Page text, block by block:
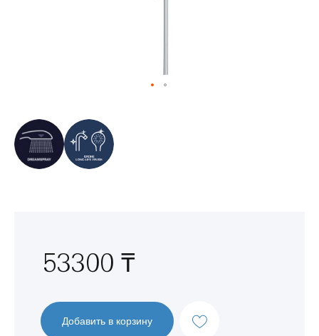
началу
галереи
изображений
53300 ₸
Добавить в корзину